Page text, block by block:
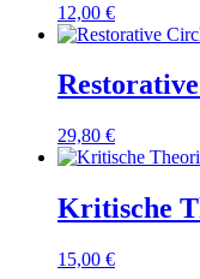
12,00 €
29,80 €
Kritische
15,00 €